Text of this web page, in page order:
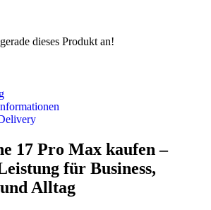
dieses Produkt an!
17 Pro Max kaufen –
für Business,
Alltag